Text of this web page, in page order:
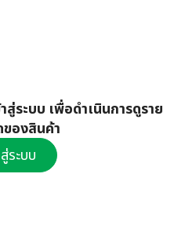
ระบบ เพื่อดำเนินการดูราย
ของสินค้า
ระบบ